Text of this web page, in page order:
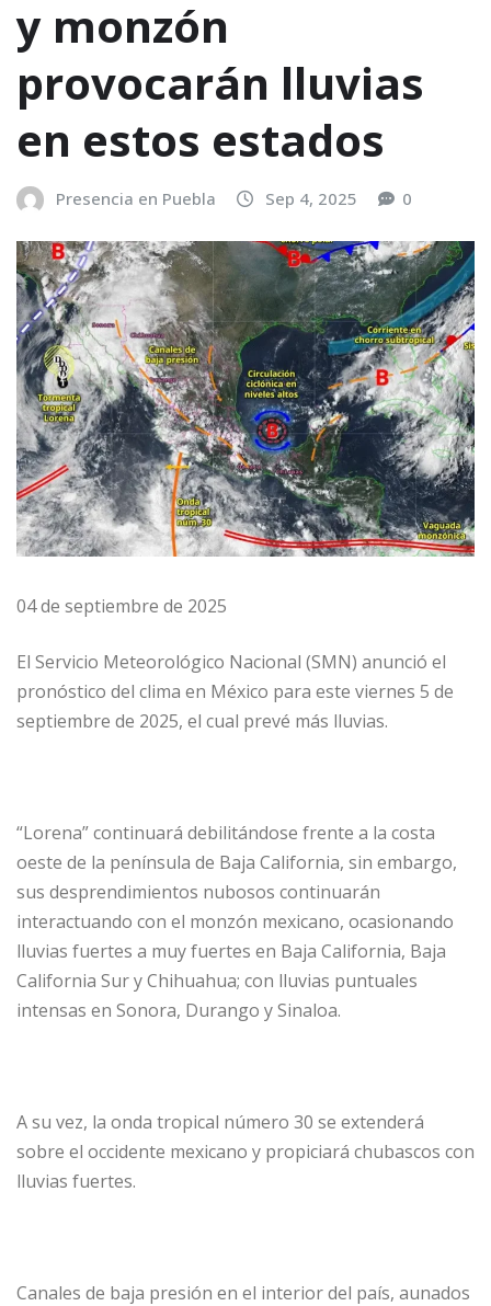
y monzón
provocarán lluvias
en estos estados
Presencia en Puebla Sep 4, 2025 0
04 de septiembre de 2025
El Servicio Meteorológico Nacional (SMN) anunció el
pronóstico del clima en México para este viernes 5 de
septiembre de 2025, el cual prevé más lluvias.
“Lorena” continuará debilitándose frente a la costa
oeste de la península de Baja California, sin embargo,
sus desprendimientos nubosos continuarán
interactuando con el monzón mexicano, ocasionando
lluvias fuertes a muy fuertes en Baja California, Baja
California Sur y Chihuahua; con lluvias puntuales
intensas en Sonora, Durango y Sinaloa.
A su vez, la onda tropical número 30 se extenderá
sobre el occidente mexicano y propiciará chubascos con
lluvias fuertes.
Canales de baja presión en el interior del país, aunados